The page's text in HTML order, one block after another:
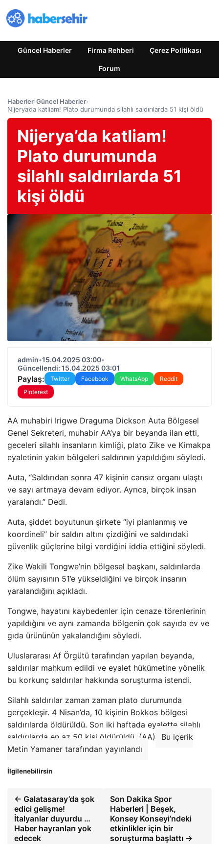
Güncel Haberler Firma Rehberi Çerez Politikası
Forum
Haberler›Güncel Haberler›
Nijerya’da katliam! Plato durumunda silahlı saldırılarda 51 kişi öldü
Nijerya’da katliam!
Plato durumunda
silahlı saldırılarda 51
kişi öldü
admin•15.04.2025 03:00•
Güncellendi: 15.04.2025 03:01
Paylaş: Twitter Facebook WhatsApp
Reddit
Pinterest
AA muhabiri Irigwe Draguma Dickson Auta Bölgesel
Genel Sekreteri, muhabir AA’ya bir beyanda ilan etti,
geceleri silahlı insanların kimliği, plato Zike ve Kimakpa
eyaletinin yakın bölgeleri saldırının yapıldığını söyledi.
Auta, “Saldırıdan sonra 47 kişinin cansız organı ulaştı
ve sayı artmaya devam ediyor. Ayrıca, birçok insan
yaralandı.” Dedi.
Auta, şiddet boyutunun şirkete “iyi planlanmış ve
koordineli” bir saldırı altını çizdiğini ve saldırıdaki
güvenlik güçlerine bilgi verdiğini iddia ettiğini söyledi.
Zike Wakili Tongwe’nin bölgesel başkanı, saldırılarda
ölüm sayısının 51’e yükseldiğini ve birçok insanın
yaralandığını açıkladı.
Tongwe, hayatını kaybedenler için cenaze törenlerinin
yapıldığını ve aynı zamanda bölgenin çok sayıda ev ve
gıda ürününün yakalandığını söyledi.
Uluslararası Af Örgütü tarafından yapılan beyanda,
saldırılar mahkum edildi ve eyalet hükümetine yönelik
bu korkunç saldırılar hakkında soruşturma istendi.
Silahlı saldırılar zaman zaman plato durumunda
gerçekleşir. 4 Nisan’da, 10 kişinin Bokkos bölgesi
saldırılarda öldürüldü. Son iki haftada eyalette silahlı
saldırılarda en az 50 kişi öldürüldü. (AA)
Bu içerik
Metin Yamaner tarafından yayınlandı
İlgilenebilirsin
← Galatasaray’da şok
edici gelişme!
İtalyanlar duyurdu …
Haber hayranları yok
edecek
Son Dakika Spor
Haberleri | Beşek,
Konsey Konseyi’ndeki
etkinlikler için bir
soruşturma başlattı →